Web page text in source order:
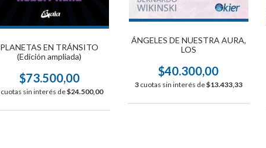
PLANETAS EN TRÁNSITO
(Edición ampliada)
$73.500,00
cuotas sin interés de$24.500,00
ÁNGELES DE NUESTRA AURA,
LOS
$40.300,00
3 cuotas sin interés de$13.433,33